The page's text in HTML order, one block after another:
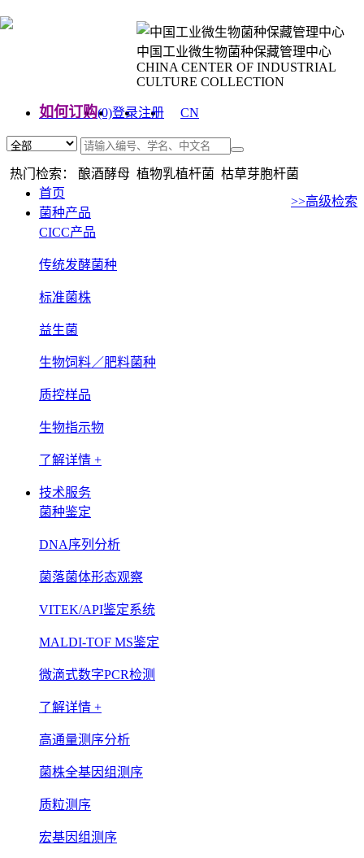
中国工业微生物菌种保藏管理中心
CHINA CENTER OF INDUSTRIAL
CULTURE COLLECTION
如何订购(0)登录注册
CN
热门检索： 酿酒酵母 植物乳植杆菌 枯草芽胞杆菌
>>高级检索
首页
菌种产品
CICC产品
传统发酵菌种
标准菌株
益生菌
生物饲料／肥料菌种
质控样品
生物指示物
了解详情 +
技术服务
菌种鉴定
DNA序列分析
菌落菌体形态观察
VITEK/API鉴定系统
MALDI-TOF MS鉴定
微滴式数字PCR检测
了解详情 +
高通量测序分析
菌株全基因组测序
质粒测序
宏基因组测序